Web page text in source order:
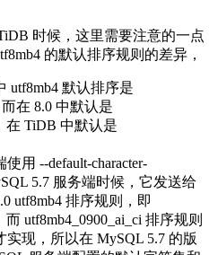
时候，这里需要注意的一点
的默认排序规则的差异，
utf8mb4 默认排序是
而在 8.0 中默认是
在 TiDB 中默认是
用 --default-character-
5.7 服务端时候，它发送给
utf8mb4 排序规则，即
而 utf8mb4_0900_ai_ci 排序规则
实现，所以在 MySQL 5.7 的版